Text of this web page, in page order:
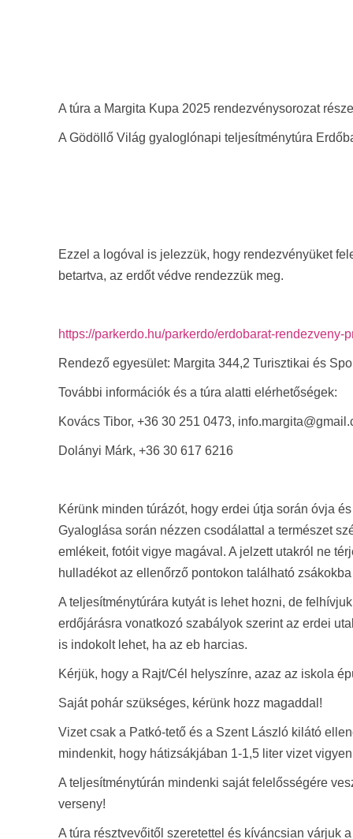
A túra a Margita Kupa 2025 rendezvénysorozat
A Gödöllő Világ gyaloglónapi teljesítménytúra
Ezzel a logóval is jelezzük, hogy rendezvényüket
betartva, az erdőt védve rendezzük meg.
https://parkerdo.hu/parkerdo/erdobarat-rendezveny-
Rendező egyesület: Margita 344,2 Turisztikai és
További információk és a túra alatti elérhetőségek:
Kovács Tibor, +36 30 251 0473,
Dolányi Márk, +36 30 617 6216
Kérünk minden túrázót, hogy erdei útja során óvja
Gyaloglása során nézzen csodálattal a természet
emlékeit, fotóit vigye magával. A jelzett utakról ne
hulladékot az ellenőrző pontokon található
A teljesítménytúrára kutyát is lehet hozni, de
erdőjárásra vonatkozó szabályok szerint az erdei
is indokolt lehet, ha az eb harcias.
Kérjük, hogy a Rajt/Cél helyszínre, azaz az iskola
Saját pohár szükséges, kérünk hozz magaddal!
Vizet csak a Patkó-tető és a Szent László kilátó
mindenkit, hogy hátizsákjában 1-1,5 liter vizet
A teljesítménytúrán mindenki saját felelősségére
verseny!
A túra résztvevőitől szeretettel és kíváncsian várjuk